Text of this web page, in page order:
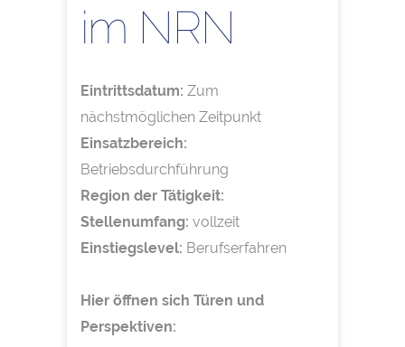
im NRN
Eintrittsdatum: Zum
nächstmöglichen Zeitpunkt
Einsatzbereich:
Betriebsdurchführung
Region der Tätigkeit:
Stellenumfang: vollzeit
Einstiegslevel: Berufserfahren
Hier öffnen sich Türen und
Perspektiven: